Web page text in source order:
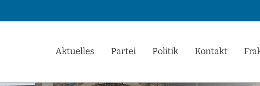
Aktuelles Partei Politik Kontakt